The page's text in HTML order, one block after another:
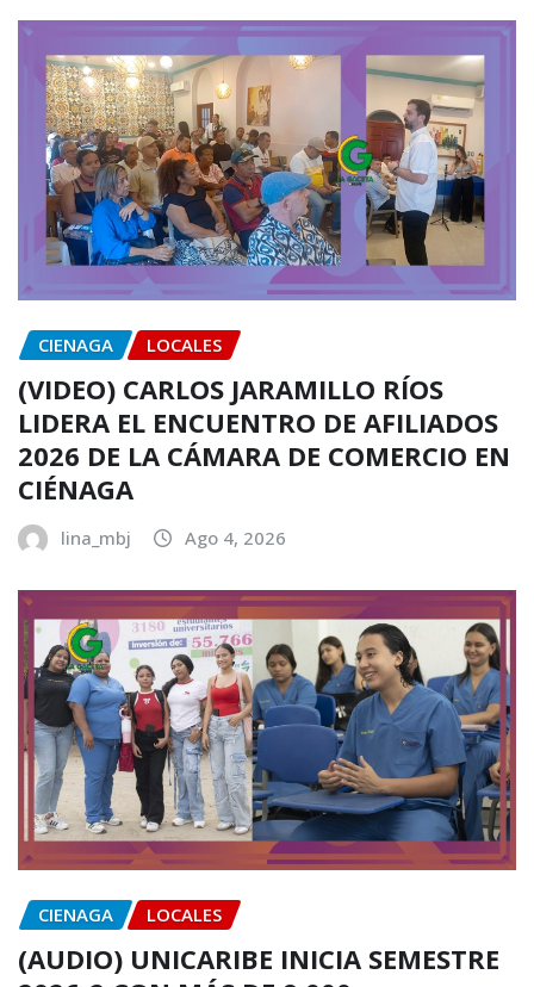
CIENAGA LOCALES
(VIDEO) CARLOS JARAMILLO RÍOS
LIDERA EL ENCUENTRO DE AFILIADOS
2026 DE LA CÁMARA DE COMERCIO EN
CIÉNAGA
lina_mbj Ago 4, 2026
CIENAGA LOCALES
(AUDIO) UNICARIBE INICIA SEMESTRE